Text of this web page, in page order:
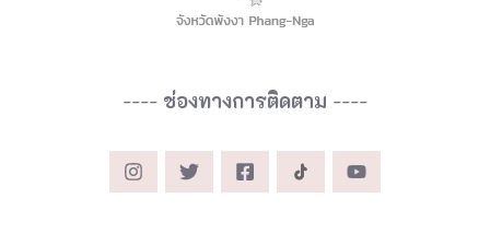
---- ช่องทางการติดตาม ----